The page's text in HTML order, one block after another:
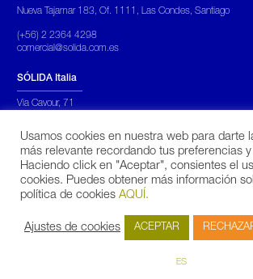
Nueva Tajamar 183, Of. 1111, Las Condes, Santiago
(+56) 2 2364 4298
comercial@solida.com.es
SÓLIDA Italia
Via Cavour, 71
(+39) 069 450 5652
commerciale@solidarinnovabili.it
SÓLIDA Portugal
(+351)931 173 890
Usamos cookies en nuestra web para darte
más relevante recordando tus preferencias
Haciendo click en "Aceptar", consientes el
cookies. Puedes obtener más información
política de cookies AQUÍ.
Ajustes de cookies ACEPTAR
ES